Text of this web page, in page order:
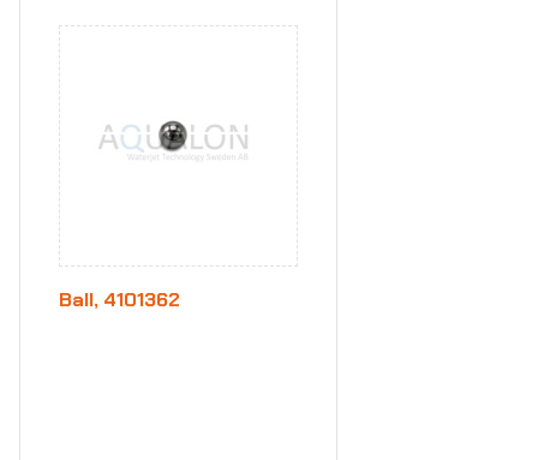
Ball, 4101362